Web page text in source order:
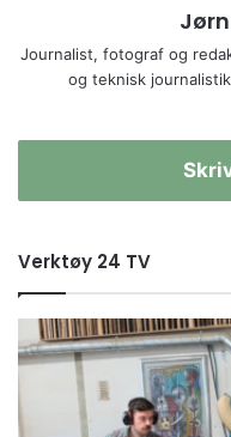
Journalist, fotograf og
og teknisk
Verktøy 24 TV